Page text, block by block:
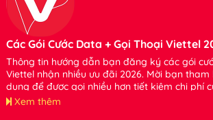
Các Gói Cước Data + Gọi Thoại Viettel
Thông tin hướng dẫn bạn đăng ký các gói
Viettel nhận nhiều ưu đãi 2026. Mời bạn
dụng để được gọi nhiều hơn tiết kiệm chi phí
Xem thêm